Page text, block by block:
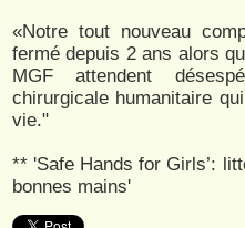
«Notre tout nouveau
fermé depuis 2 ans alors
MGF attendent
chirurgicale humanitaire
vie."
** 'Safe Hands for Girls’:
bonnes mains'